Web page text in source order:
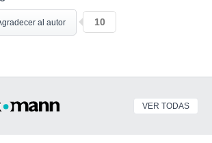
al autor 10
VER TODAS